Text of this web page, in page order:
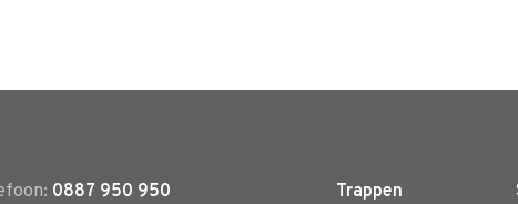
0887 950 950
Trappen